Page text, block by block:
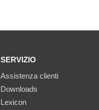
SERVIZIO
Assistenza clienti
Downloads
Lexicon